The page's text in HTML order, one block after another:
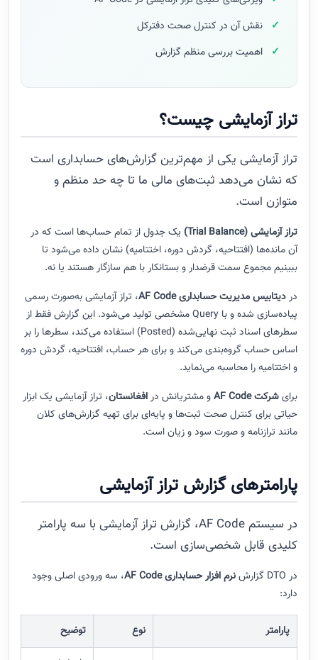
نقش آن در کنترل صحت دفترکل
اهمیت بررسی منظم گزارش
تراز آزمایشی چیست؟
تراز آزمایشی یکی از مهم‌ترین گزارش‌های حسابداری است
که نشان می‌دهد ثبت‌های مالی ما تا چه حد منظم و
متوازن است.
تراز آزمایشی (Trial Balance)
یک جدول از تمام حساب‌ها است که در
آن مانده‌ها (افتتاحیه، گردش دوره، اختتامیه) نشان داده می‌شود تا
ببینیم مجموع سمت قرضدار و بستانکار با هم سازگار هستند یا نه.
دیتابیس مدیریت حسابداری AF Code
، تراز آزمایشی به‌صورت رسمی
پیاده‌سازی شده و با Query مشخصی تولید می‌شود. این گزارش فقط از
سطرهای اسناد ثبت نهایی‌شده (Posted) استفاده می‌کند، سطرها را بر
اساس حساب گروه‌بندی می‌کند و برای هر حساب، افتتاحیه، گردش دوره
و اختتامیه را محاسبه می‌نماید.
شرکت AF Code و مشتریانش درافغانستان، تراز آزمایشی یک ابزار
حیاتی برای کنترل صحت ثبت‌ها و پایه‌ای برای تهیه گزارش‌های کلان
مانند ترازنامه و صورت سود و زیان است.
پارامترهای گزارش تراز آزمایشی
در سیستم AF Code، گزارش تراز آزمایشی با سه پارامتر
کلیدی قابل شخصی‌سازی است.
نرم‌ افزار حسابداری AF Code
، سه ورودی اصلی وجود
پارامتر توضیح